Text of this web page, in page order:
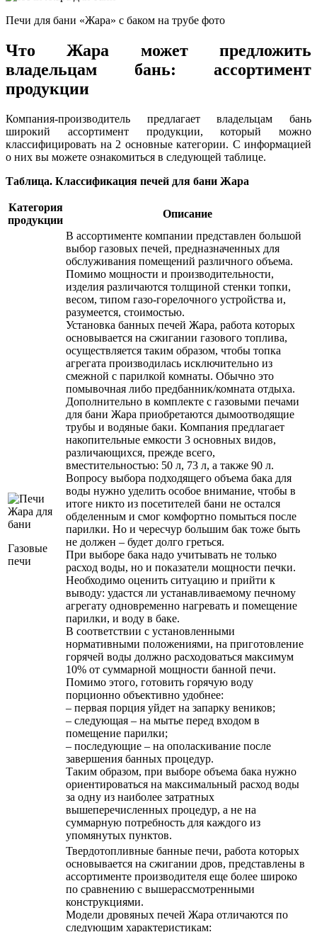
Печи для бани «Жара» с баком на трубе фото
Что Жара может предложить
владельцам бань: ассортимент
продукции
Компания-производитель предлагает владельцам бань
широкий ассортимент продукции, который можно
классифицировать на 2 основные категории. С информацией
о них вы можете ознакомиться в следующей таблице.
Таблица. Классификация печей для бани Жара
Категория
продукции
Описание
Газовые
печи
В ассортименте компании представлен большой
выбор газовых печей, предназначенных для
обслуживания помещений различного объема.
Помимо мощности и производительности,
изделия различаются толщиной стенки топки,
весом, типом газо-горелочного устройства и,
разумеется, стоимостью.
Установка банных печей Жара, работа которых
основывается на сжигании газового топлива,
осуществляется таким образом, чтобы топка
агрегата производилась исключительно из
смежной с парилкой комнаты. Обычно это
помывочная либо предбанник/комната отдыха.
Дополнительно в комплекте с газовыми печами
для бани Жара приобретаются дымоотводящие
трубы и водяные баки. Компания предлагает
накопительные емкости 3 основных видов,
различающихся, прежде всего,
вместительностью: 50 л, 73 л, а также 90 л.
Вопросу выбора подходящего объема бака для
воды нужно уделить особое внимание, чтобы в
итоге никто из посетителей бани не остался
обделенным и смог комфортно помыться после
парилки. Но и чересчур большим бак тоже быть
не должен – будет долго греться.
При выборе бака надо учитывать не только
расход воды, но и показатели мощности печки.
Необходимо оценить ситуацию и прийти к
выводу: удастся ли устанавливаемому печному
агрегату одновременно нагревать и помещение
парилки, и воду в баке.
В соответствии с установленными
нормативными положениями, на приготовление
горячей воды должно расходоваться максимум
10% от суммарной мощности банной печи.
Помимо этого, готовить горячую воду
порционно объективно удобнее:
– первая порция уйдет на запарку веников;
– следующая – на мытье перед входом в
помещение парилки;
– последующие – на ополаскивание после
завершения банных процедур.
Таким образом, при выборе объема бака нужно
ориентироваться на максимальный расход воды
за одну из наиболее затратных
вышеперечисленных процедур, а не на
суммарную потребность для каждого из
упомянутых пунктов.
Твердотопливные банные печи, работа которых
основывается на сжигании дров, представлены в
ассортименте производителя еще более широко
по сравнению с вышерассмотренными
конструкциями.
Модели дровяных печей Жара отличаются по
следующим характеристикам: